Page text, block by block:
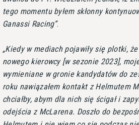
tego momentu byłem skłonny
Ganassi Racing .
Kiedy w mediach pojawiły się plotki,
nowego kierowcy [w sezonie 2023],
wymieniane w gronie kandydatów do
roku nawiązałem kontakt z Helmutem
chciałby, abym dla nich się ścigał i
odejścia z McLarena. Doszło do